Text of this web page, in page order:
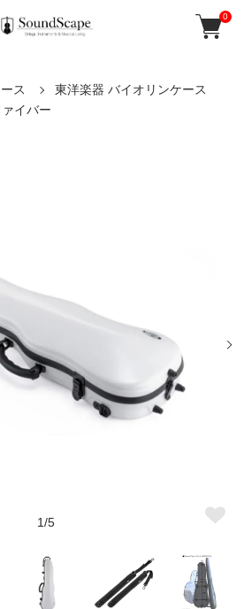
0
ス
東洋楽器 バイオリンケース
イバー
1/5